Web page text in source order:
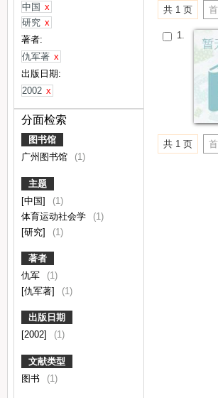
中国 x
研究 x
著者:
仇军著 x
出版日期:
2002 x
分面检索
图书馆
广州图书馆
(1)
主题
[中国]
(1)
体育运动社会学
(1)
[研究]
(1)
著者
仇军
(1)
[仇军著]
(1)
出版日期
[2002]
(1)
文献类型
图书
(1)
共 1 页
1.
共 1 页